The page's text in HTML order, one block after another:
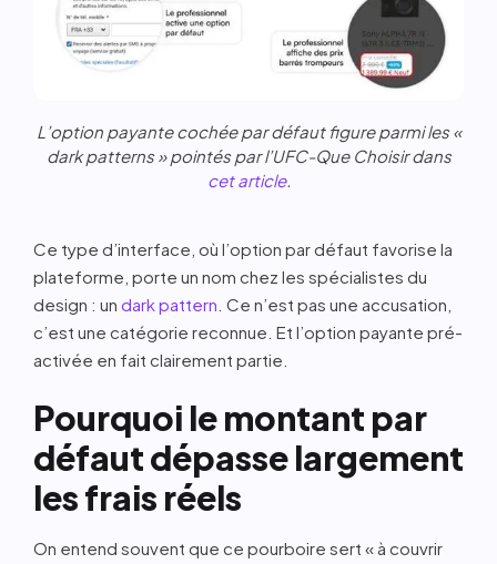
L’option payante cochée par défaut figure parmi les «
dark patterns » pointés par l’UFC-Que Choisir dans
cet article.
Ce type d’interface, où l’option par défaut favorise la
plateforme, porte un nom chez les spécialistes du
design : un dark pattern . Ce n’est pas une accusation,
c’est une catégorie reconnue. Et l’option payante pré-
activée en fait clairement partie.
Pourquoi le montant par
défaut dépasse largement
les frais réels
On entend souvent que ce pourboire sert « à couvrir